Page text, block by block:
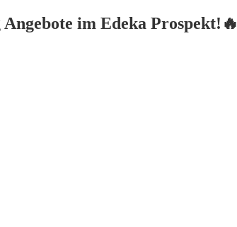
im Edeka Prospekt!🔥